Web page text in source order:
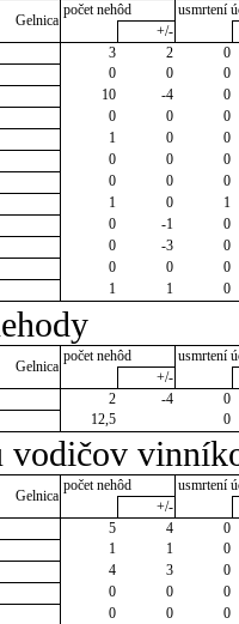
Gelnica
počet nehôd
usmrtení
+/-
3 2
0
0 0
0
10 -4
0
0 0
0
1 0
0
0 0
0
0 0
0
1 0
1
0 -1
0
0 -3
0
0 0
0
1 1 0
Gelnica
počet nehôd
usmrtení
+/-
2 -4
0
12,5 0
vodičov
Gelnica
počet nehôd
usmrtení
+/-
5 4
0
1 1
0
4 3
0
0 0
0
0 0
0